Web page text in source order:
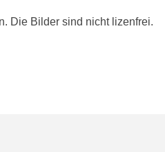
Die Bilder sind nicht lizenfrei.